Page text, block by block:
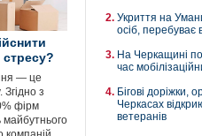
стресу?
— це
з
фірм
майбутнього
Укриття на
осіб, перебуває
На Черкащині
час
Бігові доріжки,
Черкасах
ветеранів